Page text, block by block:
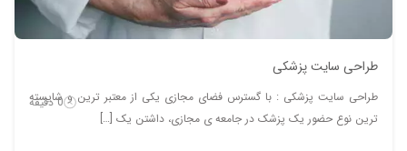
طراحی سایت پزشکی
0 دقیقه
طراحی سایت پزشکی : با گسترس فضای مجازی یکی از معتبر ترین و شایسته
ترین نوع حضور یک پزشک در جامعه ی مجازی، داشتن یک […]